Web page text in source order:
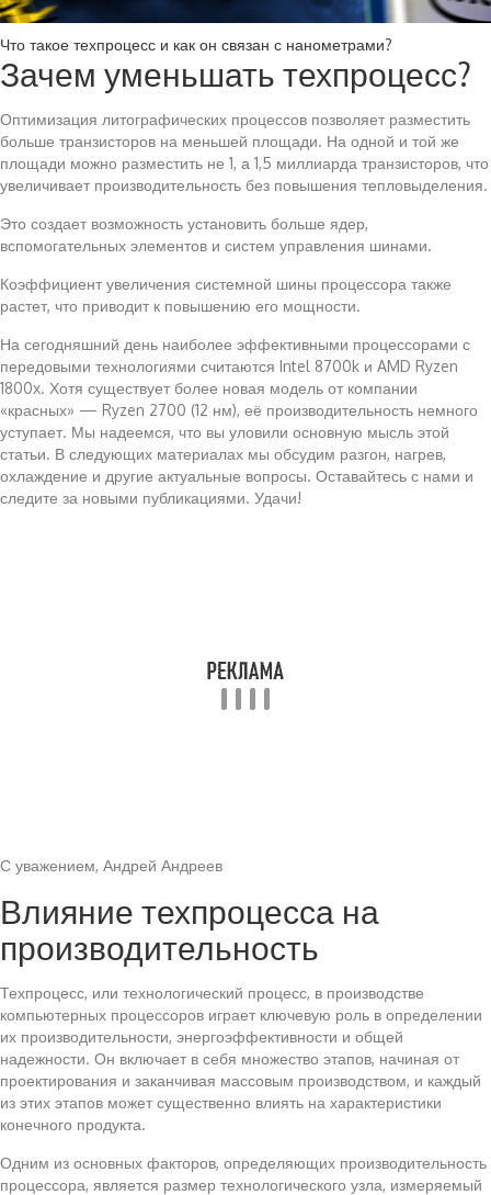
Что такое техпроцесс и как он связан с нанометрами?
Зачем уменьшать техпроцесс?
Оптимизация литографических процессов позволяет разместить
больше транзисторов на меньшей площади. На одной и той же
площади можно разместить не 1, а 1,5 миллиарда транзисторов, что
увеличивает производительность без повышения тепловыделения.
Это создает возможность установить больше ядер,
вспомогательных элементов и систем управления шинами.
Коэффициент увеличения системной шины процессора также
растет, что приводит к повышению его мощности.
На сегодняшний день наиболее эффективными процессорами с
передовыми технологиями считаются Intel 8700k и AMD Ryzen
1800x. Хотя существует более новая модель от компании
«красных» — Ryzen 2700 (12 нм), её производительность немного
уступает. Мы надеемся, что вы уловили основную мысль этой
статьи. В следующих материалах мы обсудим разгон, нагрев,
охлаждение и другие актуальные вопросы. Оставайтесь с нами и
следите за новыми публикациями. Удачи!
С уважением, Андрей Андреев
Влияние техпроцесса на
производительность
Техпроцесс, или технологический процесс, в производстве
компьютерных процессоров играет ключевую роль в определении
их производительности, энергоэффективности и общей
надежности. Он включает в себя множество этапов, начиная от
проектирования и заканчивая массовым производством, и каждый
из этих этапов может существенно влиять на характеристики
конечного продукта.
Одним из основных факторов, определяющих производительность
процессора, является размер технологического узла, измеряемый